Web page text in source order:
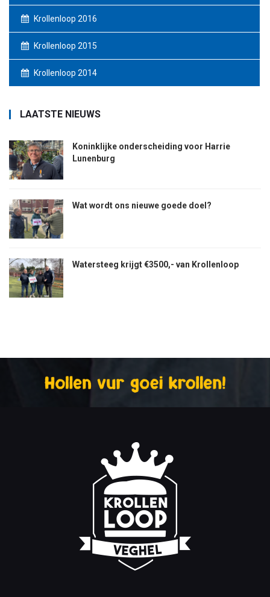
Krollenloop 2016
Krollenloop 2015
Krollenloop 2014
LAATSTE NIEUWS
Koninklijke onderscheiding voor Harrie
Lunenburg
Wat wordt ons nieuwe goede doel?
Watersteeg krijgt €3500,- van Krollenloop